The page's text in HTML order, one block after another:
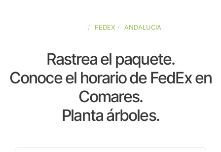
FEDEX ANDALUCIA
Rastrea el paquete.
Conoce el horario de FedEx en
Comares.
Planta árboles.